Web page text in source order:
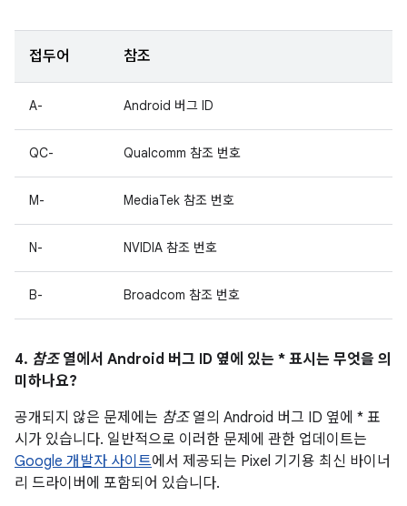
접두어 참조
A- Android 버그 ID
QC- Qualcomm 참조 번호
M- MediaTek 참조 번호
N- NVIDIA 참조 번호
B- Broadcom 참조 번호
4. 참조열에서 Android 버그 ID 옆에 있는 * 표시는 무엇을 의
미하나요?
공개되지 않은 문제에는 참조열의 Android 버그 ID 옆에 * 표
시가 있습니다. 일반적으로 이러한 문제에 관한 업데이트는
Google 개발자 사이트에서 제공되는 Pixel 기기용 최신 바이너
리 드라이버에 포함되어 있습니다.